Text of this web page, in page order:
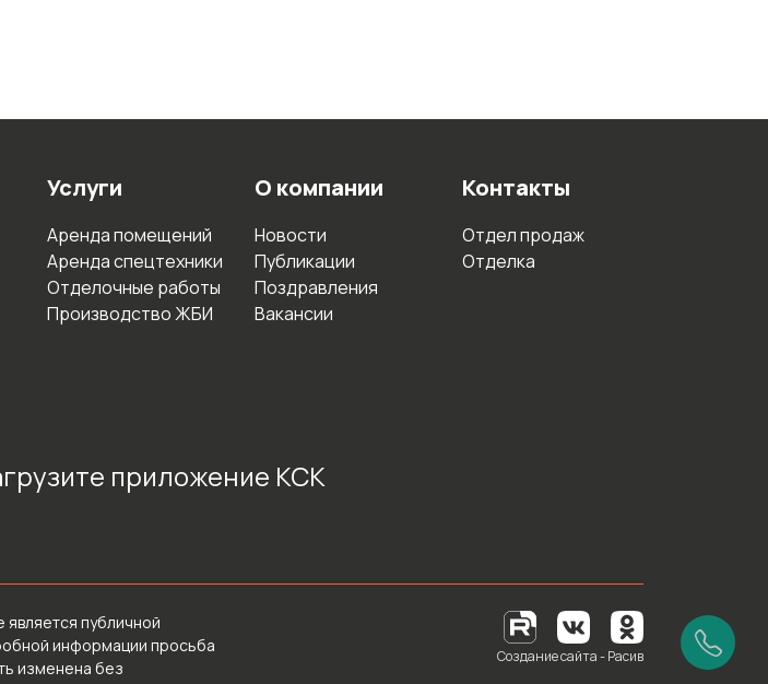
Услуги
Аренда помещений
Аренда спецтехники
Отделочные работы
Производство ЖБИ
О компании
Новости
Публикации
Поздравления
Вакансии
Контакты
Отдел продаж
Отделка
приложение КСК
публичной
информации просьба
изменена без
Создание сайта - Расив